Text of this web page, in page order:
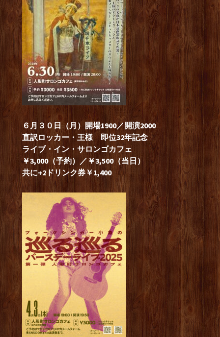
６月３０日（月）開場1900／開演2000
直訳ロッカー・王様 即位32年記念
ライブ・イン・サロンゴカフェ
￥3,000（予約）／￥3,500（当日）
共に+2ドリンク券￥1,400